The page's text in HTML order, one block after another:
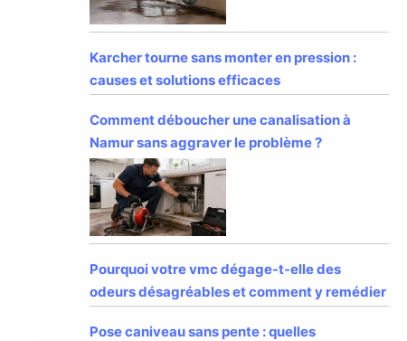
Karcher tourne sans monter en pression :
causes et solutions efficaces
Comment déboucher une canalisation à
Namur sans aggraver le problème ?
Pourquoi votre vmc dégage-t-elle des
odeurs désagréables et comment y remédier
Pose caniveau sans pente : quelles